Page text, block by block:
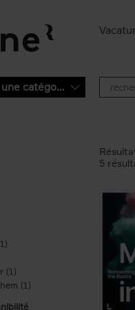
Sélectionnez une catégorie
Apply Isabel Verstraete filter
(1) Apply Jozefien De Feyter
(1) Apply Steven Van
5